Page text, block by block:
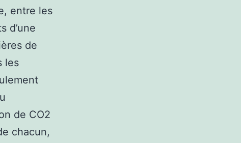
entre les
d’une
de
les
de CO2
chacun,